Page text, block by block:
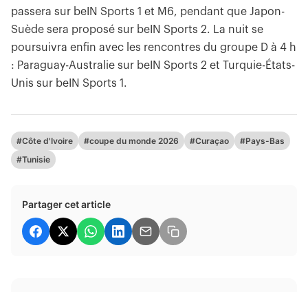
passera sur beIN Sports 1 et M6, pendant que Japon-
Suède sera proposé sur beIN Sports 2. La nuit se
poursuivra enfin avec les rencontres du groupe D à 4 h
: Paraguay-Australie sur beIN Sports 2 et Turquie-États-
Unis sur beIN Sports 1.
#Côte d'Ivoire #coupe du monde 2026 #Curaçao
#Pays-Bas
#Tunisie
Partager cet article